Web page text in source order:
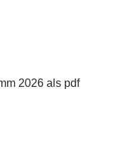
2026 als pdf